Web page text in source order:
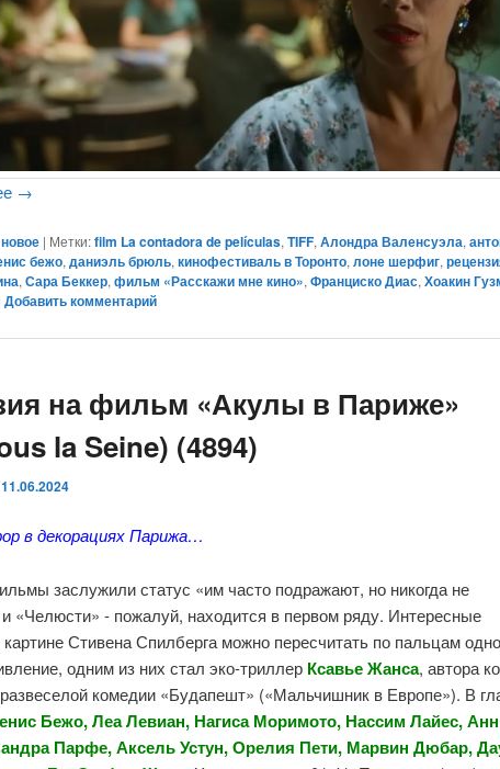
→
| Метки: film La contadora de películas,TIFF,Алондра Валенсуэла,
бежо,даниэль брюль,кинофестиваль в Торонто,лоне шерфиг,
,Сара Беккер,фильм «Расскажи мне кино»,Франциско Диас,Хоакин
|Добавить комментарий
на фильм «Акулы в Париже»
la Seine) (4894)
11.06.2024
в декорациях Парижа…
заслужили статус «им часто подражают, но никогда не
«Челюсти» - пожалуй, находится в первом ряду. Интересные
Стивена Спилберга можно пересчитать по пальцам
одним из них стал эко-триллер Ксавье Жанса, автора
комедии «Будапешт» («Мальчишник в Европе»). В
Бежо, Леа Левиан, Нагиса Моримото, Нассим Лайес, Анн
Парфе, Аксель Устун, Орелия Пети, Марвин Дюбар,